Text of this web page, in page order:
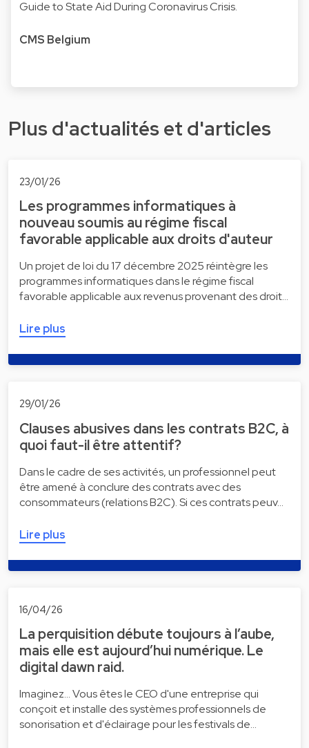
Guide to State Aid During Coronavirus Crisis.
CMS Belgium
Plus d'actualités et d'articles
23/01/26
Les programmes informatiques à
nouveau soumis au régime fiscal
favorable applicable aux droits d'auteur
Un projet de loi du 17 décembre 2025 réintègre les
programmes informatiques dans le régime fiscal
favorable applicable aux revenus provenant des droit…
Lire plus
29/01/26
Clauses abusives dans les contrats B2C, à
quoi faut-il être attentif?
Dans le cadre de ses activités, un professionnel peut
être amené à conclure des contrats avec des
consommateurs (relations B2C). Si ces contrats peuv…
Lire plus
16/04/26
La perquisition débute toujours à l’aube,
mais elle est aujourd’hui numérique. Le
digital dawn raid.
Imaginez... Vous êtes le CEO d'une entreprise qui
conçoit et installe des systèmes professionnels de
sonorisation et d'éclairage pour les festivals de…